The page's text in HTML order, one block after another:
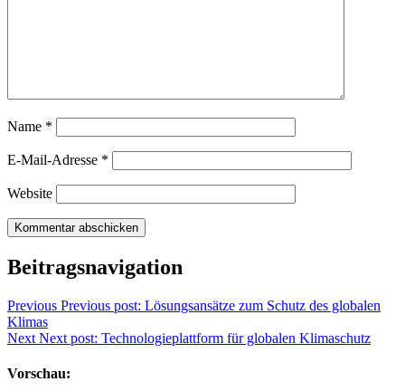
Name *
E-Mail-Adresse *
Website
Beitragsnavigation
Previous Previous post: Lösungsansätze zum Schutz des globalen
Klimas
Next Next post: Technologieplattform für globalen Klimaschutz
Vorschau: